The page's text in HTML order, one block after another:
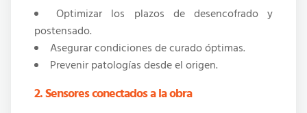
Optimizar los plazos de desencofrado y
postensado.
Asegurar condiciones de curado óptimas.
Prevenir patologías desde el origen.
2. Sensores conectados a la obra